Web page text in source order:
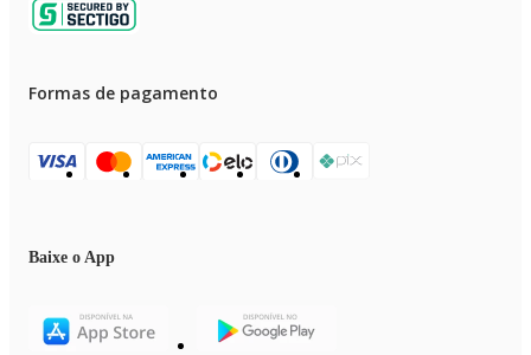
Formas de pagamento
Baixe o App